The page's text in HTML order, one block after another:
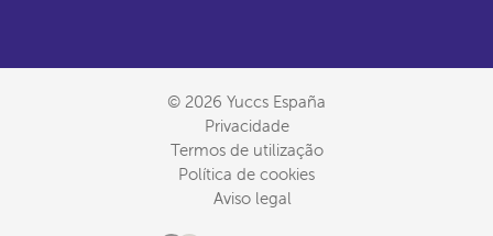
© 2026 Yuccs España
Privacidade
Termos de utilização
Política de cookies
Aviso legal